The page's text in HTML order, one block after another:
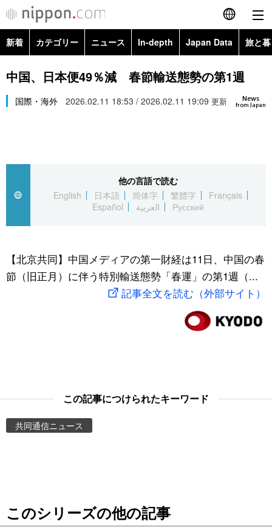
English
简体字
繁體字
العربية
社会
スポーツ・東京2020
旅と暮らし
Images
新着 カテゴリー ニュース In-depth Japan Data 旅と
政治・外交
経済・ビジネス
社会
文化
科学・技術
暮らし
Topics
Images
お知らせ
中国、日本便49％減 春節輸送態勢の第1週
News
from Japan
国際・海外 2026.02.11 18:53 / 2026.02.11 19:09 更新
他の言語で読む
English
日本語 简体字 繁體字
Français
Español
العربية Русский
【北京共同】中国メディアの第一財経は11日、中国の春
節（旧正月）に伴う特別輸送態勢「春運」の第1週（...
記事全文を読む（外部サイト）
この記事につけられたキーワード
共同通信ニュース
このシリーズの他の記事